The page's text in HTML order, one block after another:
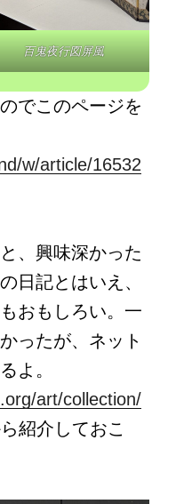
百鬼夜行図屏風
でこのページを
w/article/16532
、興味深かった
日記とはいえ、
おもしろい。一
ったが、ネット
よ。
art/collection/
紹介しておこ